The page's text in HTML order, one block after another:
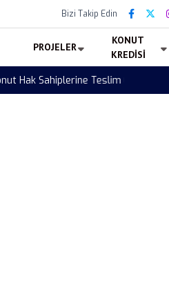
Bizi Takip Edin
PROJELER
KONUT
KREDISI
Türkiye